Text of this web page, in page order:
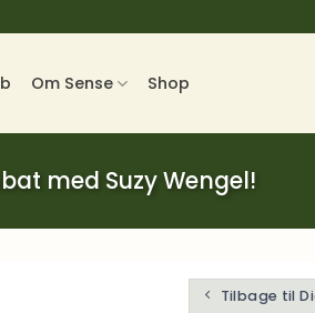
Om Sense Shop
med Suzy Wengel!
Tilbage til